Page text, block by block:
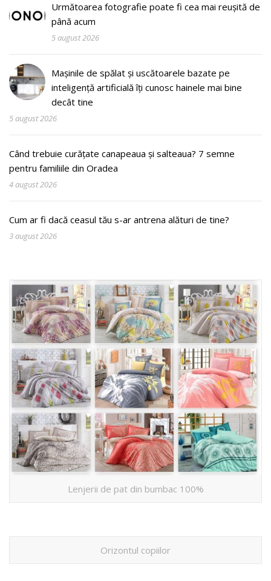
Următoarea fotografie poate fi cea mai reușită de
până acum
5 august 2026
Mașinile de spălat și uscătoarele bazate pe
inteligență artificială îți cunosc hainele mai bine
decât tine
5 august 2026
Când trebuie curățate canapeaua și salteaua? 7 semne
pentru familiile din Oradea
4 august 2026
Cum ar fi dacă ceasul tău s-ar antrena alături de tine?
3 august 2026
Lenjerii de pat din bumbac 100%
Orizontul copiilor